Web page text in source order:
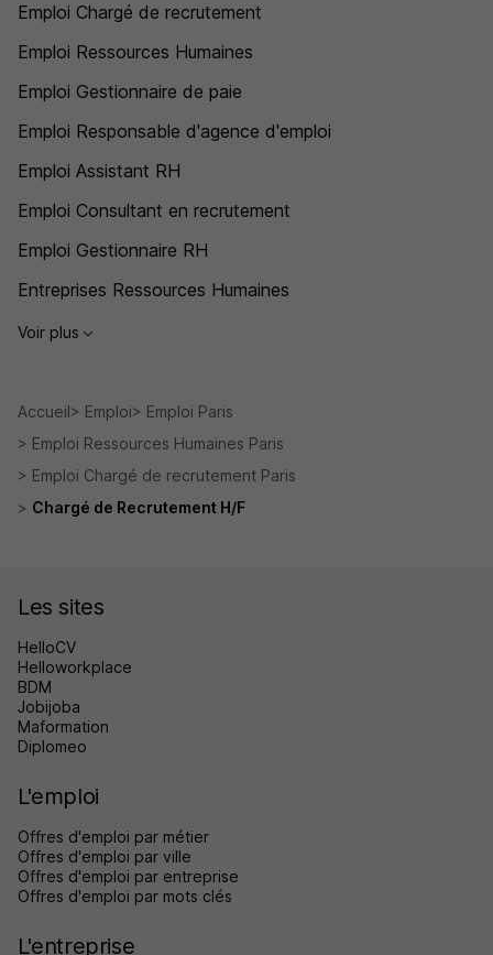
Emploi Chargé de recrutement
Emploi Ressources Humaines
Emploi Gestionnaire de paie
Emploi Responsable d'agence d'emploi
Emploi Assistant RH
Emploi Consultant en recrutement
Emploi Gestionnaire RH
Entreprises Ressources Humaines
Voir plus
Accueil Emploi
Emploi Paris
Emploi Ressources Humaines Paris
Emploi Chargé de recrutement Paris
Chargé de Recrutement H/F
Les sites
HelloCV
Helloworkplace
BDM
Jobijoba
Maformation
Diplomeo
L'emploi
Offres d'emploi par métier
Offres d'emploi par ville
Offres d'emploi par entreprise
Offres d'emploi par mots clés
L'entreprise